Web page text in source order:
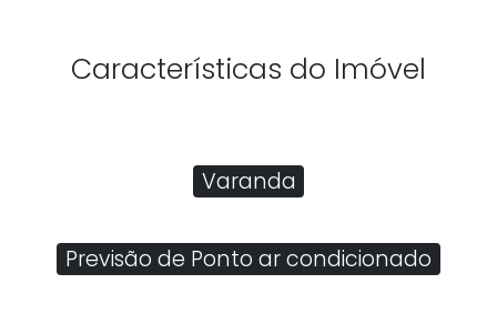
Características do Imóvel
Varanda
Previsão de Ponto ar condicionado